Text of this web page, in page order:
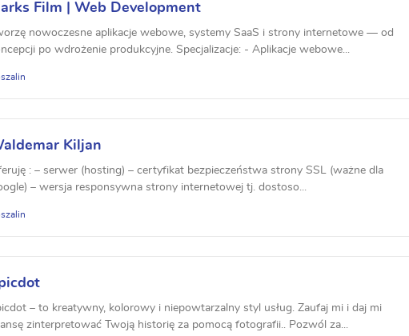
Film | Web Development
nowoczesne aplikacje webowe, systemy SaaS i strony internetowe — od
po wdrożenie produkcyjne. Specjalizacje: - Aplikacje webowe...
Kiljan
: – serwer (hosting) – certyfikat bezpieczeństwa strony SSL (ważne dla
– wersja responsywna strony internetowej tj. dostoso...
– to kreatywny, kolorowy i niepowtarzalny styl usług. Zaufaj mi i daj mi
zinterpretować Twoją historię za pomocą fotografii.. Pozwól za...